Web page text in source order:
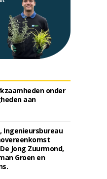
onder
aan
Ingenieursbureau
Jong Zuurmond,
Groen en